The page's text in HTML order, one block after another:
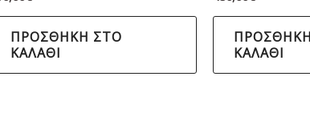
ΠΡΟΣΘΉΚΗ ΣΤΟ
ΚΑΛΆΘΙ
ΚΑΛΆΘΙ